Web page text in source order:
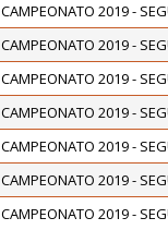
CAMPEONATO 2019 -
CAMPEONATO 2019 -
CAMPEONATO 2019 -
CAMPEONATO 2019 -
CAMPEONATO 2019 -
CAMPEONATO 2019 -
CAMPEONATO 2019 -